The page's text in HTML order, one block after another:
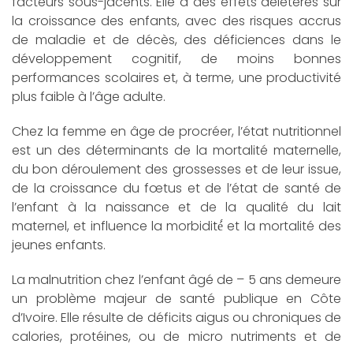
la croissance des enfants, avec des risques accrus
de maladie et de décès, des déficiences dans le
développement cognitif, de moins bonnes
performances scolaires et, à terme, une productivité
plus faible à l’âge adulte.
Chez la femme en âge de procréer, l’état nutritionnel
est un des déterminants de la mortalité maternelle,
du bon déroulement des grossesses et de leur issue,
de la croissance du fœtus et de l’état de santé de
l’enfant à la naissance et de la qualité du lait
maternel, et influence la morbidité́ et la mortalité des
jeunes enfants.
La malnutrition chez l’enfant âgé de – 5 ans demeure
un problème majeur de santé publique en Côte
d’Ivoire. Elle résulte de déficits aigus ou chroniques de
calories, protéines, ou de micro nutriments et de